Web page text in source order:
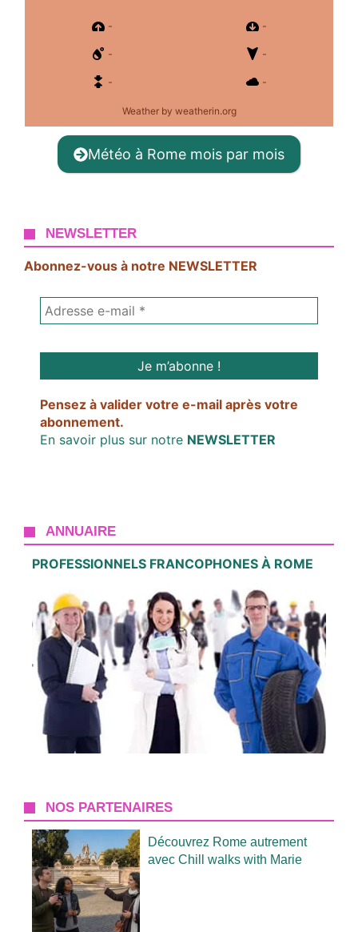
- -
- -
- -
Weatherby weatherin.org
Météo à Rome mois par mois
NEWSLETTER
Abonnez-vous à notre NEWSLETTER
Pensez à valider votre e-mail après votre
abonnement.
En savoir plus sur notre NEWSLETTER
ANNUAIRE
PROFESSIONNELS FRANCOPHONES À ROME
NOS PARTENAIRES
Découvrez Rome autrement
avec Chill walks with Marie